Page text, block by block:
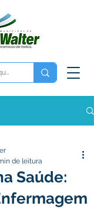
Saúde:
de leitura